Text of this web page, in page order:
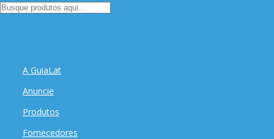
A GuiaLat
Anuncie
Produtos
Fornecedores